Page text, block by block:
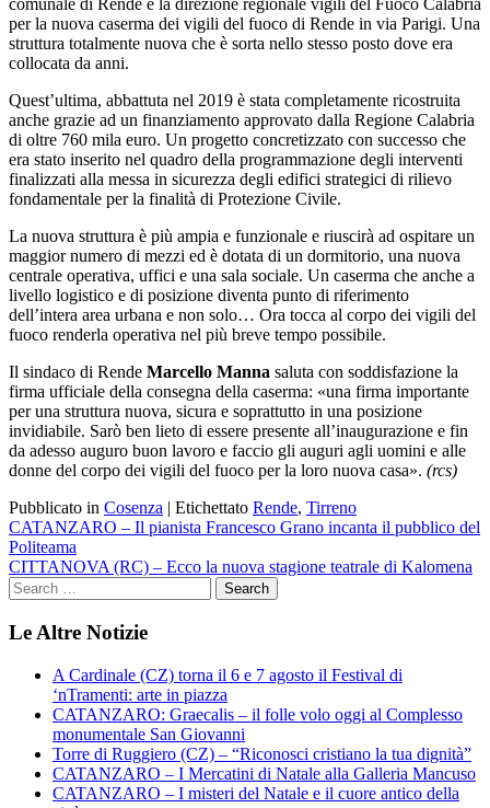
comunale di Rende e la direzione regionale vigili del Fuoco Calabria
per la nuova caserma dei vigili del fuoco di Rende in via Parigi. Una
struttura totalmente nuova che è sorta nello stesso posto dove era
collocata da anni.
Quest’ultima, abbattuta nel 2019 è stata completamente ricostruita
anche grazie ad un finanziamento approvato dalla Regione Calabria
di oltre 760 mila euro. Un progetto concretizzato con successo che
era stato inserito nel quadro della programmazione degli interventi
finalizzati alla messa in sicurezza degli edifici strategici di rilievo
fondamentale per la finalità di Protezione Civile.
La nuova struttura è più ampia e funzionale e riuscirà ad ospitare un
maggior numero di mezzi ed è dotata di un dormitorio, una nuova
centrale operativa, uffici e una sala sociale. Un caserma che anche a
livello logistico e di posizione diventa punto di riferimento
dell’intera area urbana e non solo… Ora tocca al corpo dei vigili del
fuoco renderla operativa nel più breve tempo possibile.
Il sindaco di Rende Marcello Manna saluta con soddisfazione la
firma ufficiale della consegna della caserma: «una firma importante
per una struttura nuova, sicura e soprattutto in una posizione
invidiabile. Sarò ben lieto di essere presente all’inaugurazione e fin
da adesso auguro buon lavoro e faccio gli auguri agli uomini e alle
donne del corpo dei vigili del fuoco per la loro nuova casa». (rcs)
Pubblicato in Cosenza | Etichettato Rende, Tirreno
Navigazione
articoli
CATANZARO – Il pianista Francesco Grano incanta il pubblico del
Politeama
CITTANOVA (RC) – Ecco la nuova stagione teatrale di Kalomena
Le Altre Notizie
A Cardinale (CZ) torna il 6 e 7 agosto il Festival di
‘nTramenti: arte in piazza
CATANZARO: Graecalis – il folle volo oggi al Complesso
monumentale San Giovanni
Torre di Ruggiero (CZ) – “Riconosci cristiano la tua dignità”
CATANZARO – I Mercatini di Natale alla Galleria Mancuso
CATANZARO – I misteri del Natale e il cuore antico della